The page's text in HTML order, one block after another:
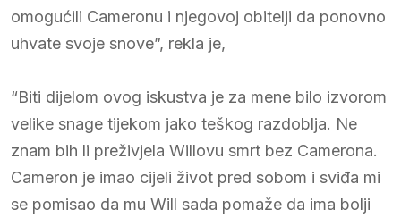
omogućili Cameronu i njegovoj obitelji da ponovno
uhvate svoje snove”, rekla je,
“Biti dijelom ovog iskustva je za mene bilo izvorom
velike snage tijekom jako teškog razdoblja. Ne
znam bih li preživjela Willovu smrt bez Camerona.
Cameron je imao cijeli život pred sobom i sviđa mi
se pomisao da mu Will sada pomaže da ima bolji